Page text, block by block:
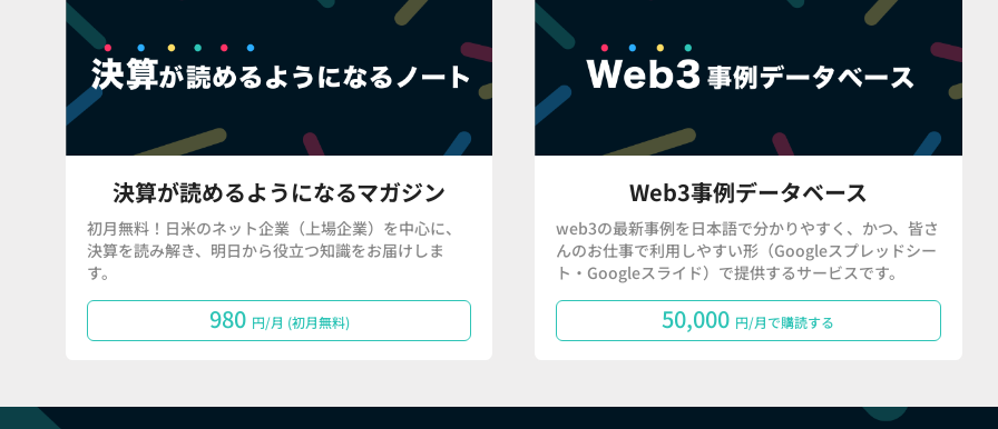
決算が読めるようになるマガジン
初月無料！日米のネット企業（上場企業）を中心に、
決算を読み解き、明日から役立つ知識をお届けしま
す。
980 円/月 (初月無料)
Web3事例データベース
web3の最新事例を日本語で分かりやすく、かつ、皆さ
んのお仕事で利用しやすい形（Googleスプレッドシー
ト・Googleスライド）で提供するサービスです。
50,000 円/月で購読する